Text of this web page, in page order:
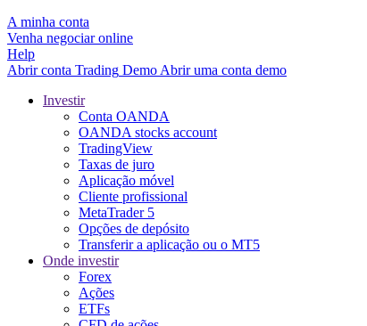
A minha conta
Venha negociar online
Help
Abrir conta Trading Demo Abrir uma conta demo
Investir
Conta OANDA
OANDA stocks account
TradingView
Taxas de juro
Aplicação móvel
Cliente profissional
MetaTrader 5
Opções de depósito
Transferir a aplicação ou o MT5
Onde investir
Forex
Ações
ETFs